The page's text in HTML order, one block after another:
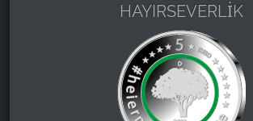
HAYIRSEVERLİK